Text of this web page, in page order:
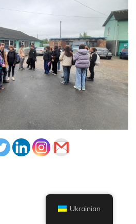
Ukrainian